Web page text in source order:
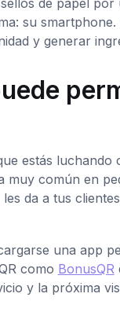
su
y generar
estás
común en
les da a tus
una app
como BonusQR
y la próxima